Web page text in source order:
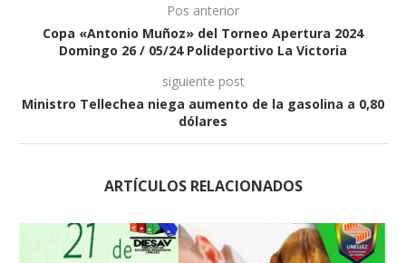
Pos anterior
Copa «Antonio Muñoz» del Torneo Apertura 2024
Domingo 26 / 05/24 Polideportivo La Victoria
siguiente post
Ministro Tellechea niega aumento de la gasolina a 0,80
dólares
ARTÍCULOS RELACIONADOS